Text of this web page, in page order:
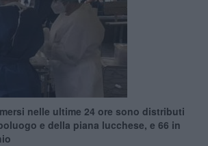
nelle ultime 24 ore sono distributi
e della piana lucchese, e 66 in